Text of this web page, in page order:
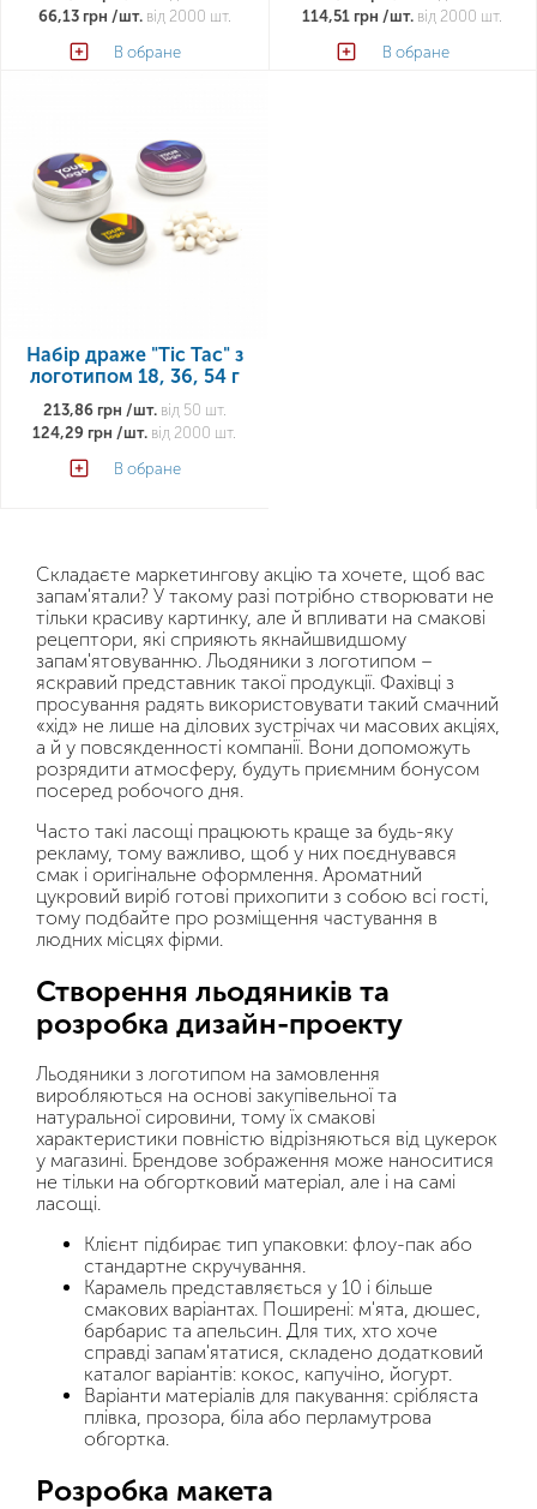
66,13 грн /шт.від 2000 шт.
В обране
114,51 грн /шт. від 2000 шт.
В обране
Набір драже "Tic Tac" з
логотипом 18, 36, 54 г
213,86 грн /шт.від 50 шт.
124,29 грн /шт. від 2000 шт.
В обране
Складаєте маркетингову акцію та хочете, щоб вас
запам'ятали? У такому разі потрібно створювати не
тільки красиву картинку, але й впливати на смакові
рецептори, які сприяють якнайшвидшому
запам'ятовуванню. Льодяники з логотипом –
яскравий представник такої продукції. Фахівці з
просування радять використовувати такий смачний
«хід» не лише на ділових зустрічах чи масових акціях,
а й у повсякденності компанії. Вони допоможуть
розрядити атмосферу, будуть приємним бонусом
посеред робочого дня.
Часто такі ласощі працюють краще за будь-яку
рекламу, тому важливо, щоб у них поєднувався
смак і оригінальне оформлення. Ароматний
цукровий виріб готові прихопити з собою всі гості,
тому подбайте про розміщення частування в
людних місцях фірми.
Створення льодяників та
розробка дизайн-проекту
Льодяники з логотипом на замовлення
виробляються на основі закупівельної та
натуральної сировини, тому їх смакові
характеристики повністю відрізняються від цукерок
у магазині. Брендове зображення може наноситися
не тільки на обгортковий матеріал, але і на самі
ласощі.
Клієнт підбирає тип упаковки: флоу-пак або
стандартне скручування.
Карамель представляється у 10 і більше
смакових варіантах. Поширені: м'ята, дюшес,
барбарис та апельсин. Для тих, хто хоче
справді запам'ятатися, складено додатковий
каталог варіантів: кокос, капучіно, йогурт.
Варіанти матеріалів для пакування: срібляста
плівка, прозора, біла або перламутрова
обгортка.
Розробка макета